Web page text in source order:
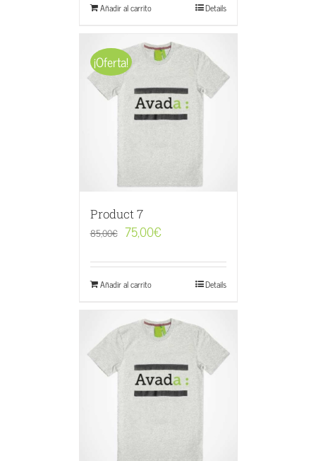
Añadir al carrito Details
¡Oferta!
Product 7
85,00€ 75,00€
Añadir al carrito Details